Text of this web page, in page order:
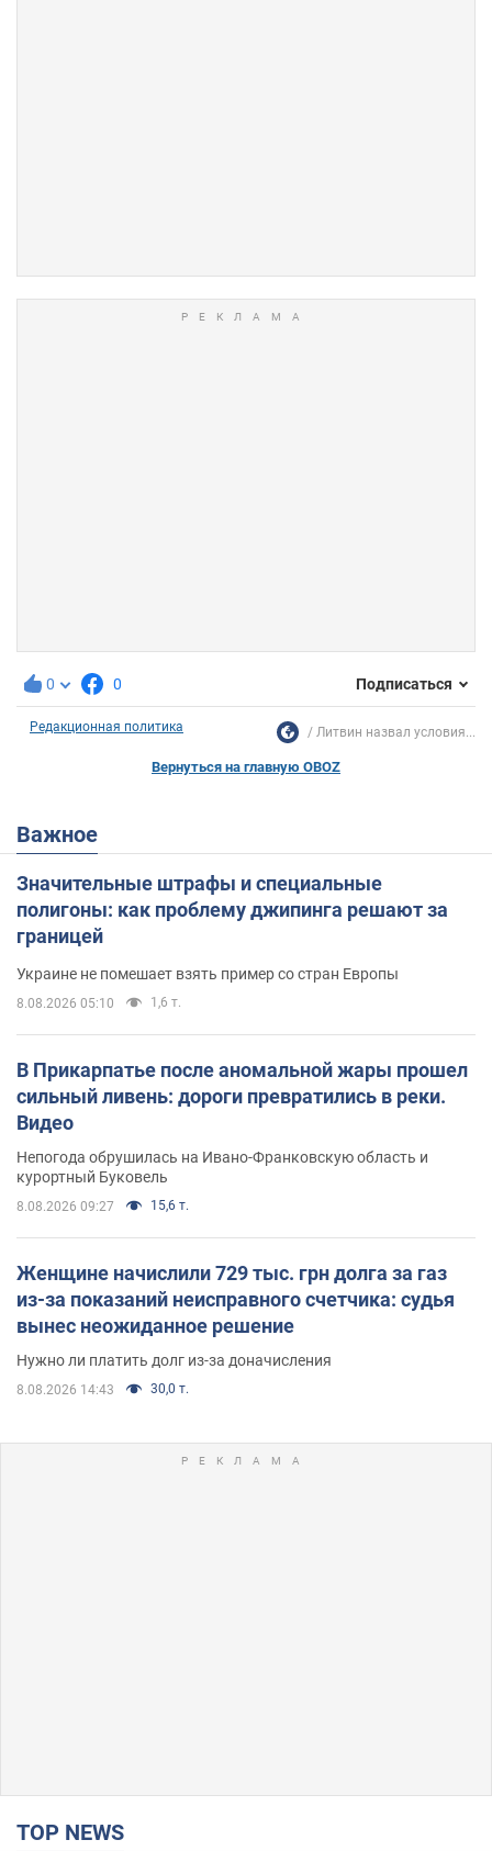
0 0 Подписаться
Редакционная политика Литвин назвал условия...
Вернуться на главную OBOZ
Важное
Значительные штрафы и специальные
полигоны: как проблему джипинга решают за
границей
Украине не помешает взять пример со стран Европы
8.08.2026 05:10 1,6 т.
В Прикарпатье после аномальной жары прошел
сильный ливень: дороги превратились в реки.
Видео
Непогода обрушилась на Ивано-Франковскую область и
курортный Буковель
8.08.2026 09:27 15,6 т.
Женщине начислили 729 тыс. грн долга за газ
из-за показаний неисправного счетчика: судья
вынес неожиданное решение
Нужно ли платить долг из-за доначисления
8.08.2026 14:43 30,0 т.
TOP NEWS